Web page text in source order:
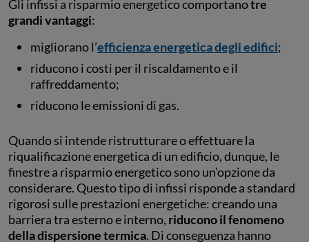
Gli infissi a risparmio energetico comportanotre
grandi vantaggi:
migliorano l’efficienza energetica degli edifici;
riducono i costi per il riscaldamento e il
raffreddamento;
riducono le emissioni di gas.
Quando si intende ristrutturare o effettuare la
riqualificazione energetica di un edificio, dunque, le
finestre a risparmio energetico sono un’opzione da
considerare. Questo tipo di infissi risponde a standard
rigorosi sulle prestazioni energetiche: creando una
barriera tra esterno e interno, riducono il fenomeno
della dispersione termica. Di conseguenza hanno